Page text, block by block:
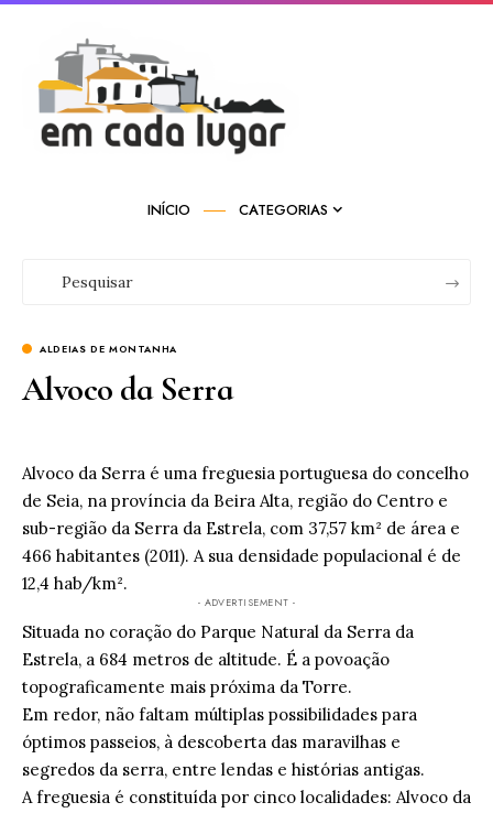
INÍCIO CATEGORIAS
ALDEIAS DE MONTANHA
Alvoco da Serra
Alvoco da Serra é uma freguesia portuguesa do concelho
de Seia, na província da Beira Alta, região do Centro e
sub-região da Serra da Estrela, com 37,57 km² de área e
466 habitantes (2011). A sua densidade populacional é de
12,4 hab/km².
- ADVERTISEMENT -
Situada no coração do Parque Natural da Serra da
Estrela, a 684 metros de altitude. É a povoação
topograficamente mais próxima da Torre.
Em redor, não faltam múltiplas possibilidades para
óptimos passeios, à descoberta das maravilhas e
segredos da serra, entre lendas e histórias antigas.
A freguesia é constituída por cinco localidades: Alvoco da